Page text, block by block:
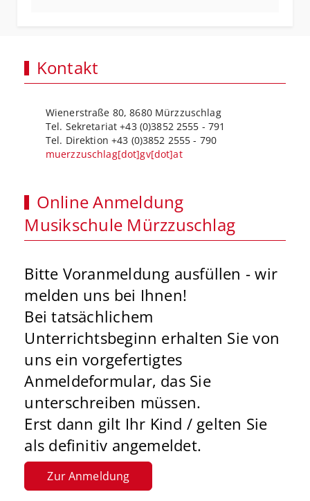
Kontakt
Wienerstraße 80, 8680 Mürzzuschlag
Tel. Sekretariat +43 (0)3852 2555 - 791
Tel. Direktion +43 (0)3852 2555 - 790
muerzzuschlag[dot]gv[dot]at
Online Anmeldung
Musikschule Mürzzuschlag
Bitte Voranmeldung ausfüllen - wir
melden uns bei Ihnen!
Bei tatsächlichem
Unterrichtsbeginn erhalten Sie von
uns ein vorgefertigtes
Anmeldeformular, das Sie
unterschreiben müssen.
Erst dann gilt Ihr Kind / gelten Sie
als definitiv angemeldet.
Zur Anmeldung